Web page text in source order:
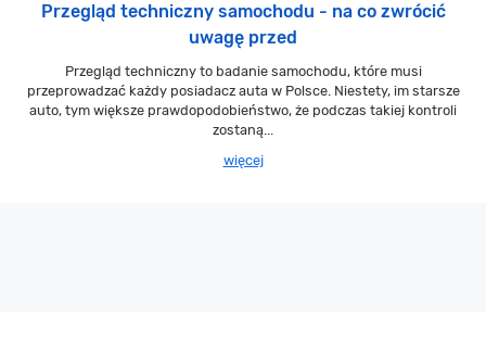
Przegląd techniczny samochodu - na co zwrócić
uwagę przed
Przegląd techniczny to badanie samochodu, które musi
przeprowadzać każdy posiadacz auta w Polsce. Niestety, im starsze
auto, tym większe prawdopodobieństwo, że podczas takiej kontroli
zostaną...
więcej